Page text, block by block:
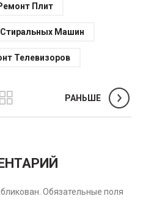
Плит
Машин
Телевизоров
РАНЬШЕ
Обязательные поля